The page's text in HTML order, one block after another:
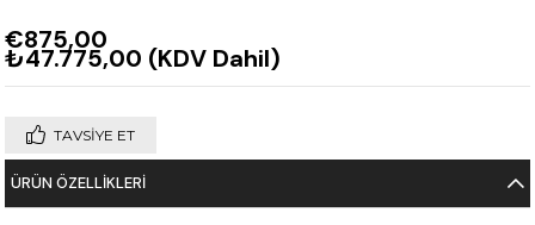
€875,00
₺47.775,00 (KDV Dahil)
TAVSIYE ET
ÜRÜN ÖZELLIKLERI